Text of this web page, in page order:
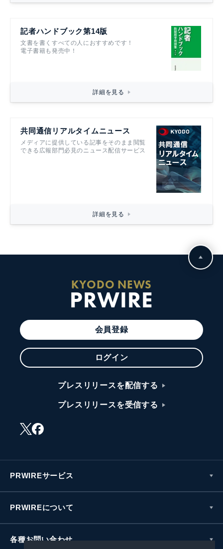
記者ハンドブック第14版
文書を書くすべての人におすすめです！
電子書籍も発売中！
詳細を見る
共同通信リアルタイムニュース
メディアに提供している記事をそのまま閲覧
できる広報部門必見のニュース配信サービス
詳細を見る
KYODO NEWS
PRWIRE
会員登録
ログイン
プレスリリースを配信する
プレスリリースを受信する
PRWIREサービス
PRWIREについて
各種お問い合わせ